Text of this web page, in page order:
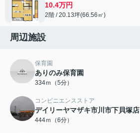
10.4万円
2階 / 20.13坪(66.56㎡)
周辺施設
保育園
ありのみ保育園
334ｍ（5分）
コンビニエンスストア
デイリーヤマザキ市川市下貝塚店
444ｍ（6分）